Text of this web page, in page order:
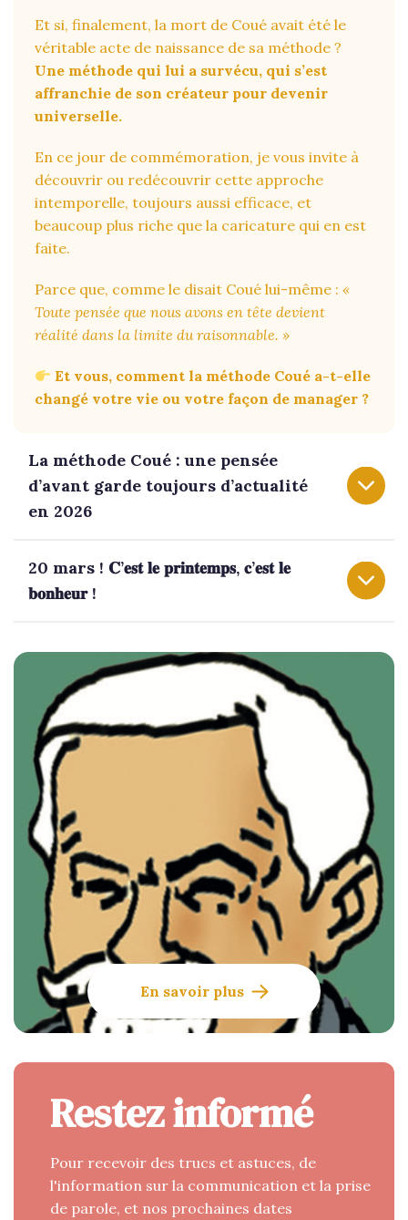
Et si, finalement, la mort de Coué avait été le
véritable acte de naissance de sa méthode ?
Une méthode qui lui a survécu, qui s’est
affranchie de son créateur pour devenir
universelle.
En ce jour de commémoration, je vous invite à
découvrir ou redécouvrir cette approche
intemporelle, toujours aussi efficace, et
beaucoup plus riche que la caricature qui en est
faite.
Parce que, comme le disait Coué lui-même : «
Toute pensée que nous avons en tête devient
réalité dans la limite du raisonnable. »
Et vous, comment la méthode Coué a-t-elle
changé votre vie ou votre façon de manager ?
La méthode Coué : une pensée
d’avant garde toujours d’actualité
en 2026
20 mars ! 𝐂’𝐞𝐬𝐭 𝐥𝐞 𝐩𝐫𝐢𝐧𝐭𝐞𝐦𝐩𝐬, 𝐜’𝐞𝐬𝐭 𝐥𝐞
𝐛𝐨𝐧𝐡𝐞𝐮𝐫 !
En savoir plus
Restez informé
Pour recevoir des trucs et astuces, de
l'information sur la communication et la prise
de parole, et nos prochaines dates